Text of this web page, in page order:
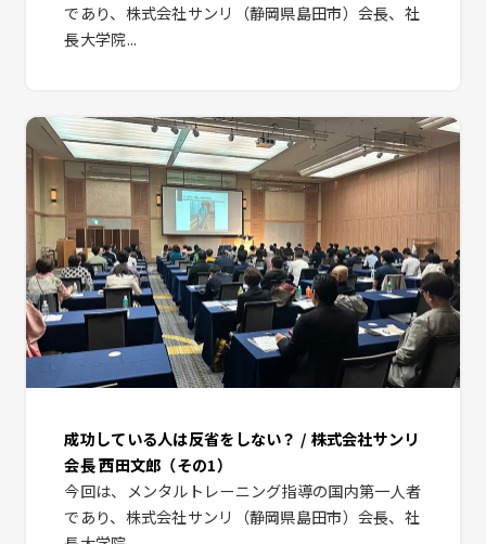
であり、株式会社サンリ（静岡県島田市）会長、社
長大学院...
成功している人は反省をしない？ / 株式会社サンリ
会長 西田文郎（その1）
今回は、メンタルトレーニング指導の国内第一人者
であり、株式会社サンリ（静岡県島田市）会長、社